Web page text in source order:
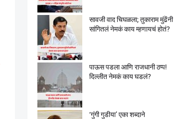
सावजी वाद चिघळला; तुकाराम मुंढेंनी
सांगितलं नेमकं काय म्हणायचं होतं?
पाऊस पडला आणि राजधानी ठप्प!
दिल्लीत नेमकं काय घडलं?
‘गुंगी गुडीया’ एका शब्दाने